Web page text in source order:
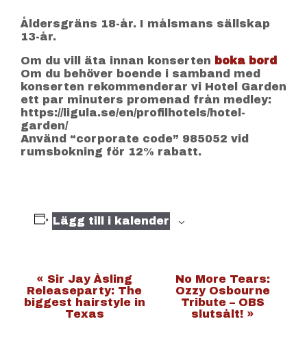
Åldersgräns 18-år. I målsmans sällskap
13-år.
Om du vill äta innan konserten boka bord
Om du behöver boende i samband med
konserten rekommenderar vi Hotel Garden
ett par minuters promenad från medley:
https://ligula.se/en/profilhotels/hotel-
garden/
Använd “corporate code” 985052 vid
rumsbokning för 12% rabatt.
Lägg till i kalender
E
v
« Sir Jay Åsling
Releaseparty: The
biggest hairstyle in
Texas
No More Tears:
Ozzy Osbourne
Tribute – OBS
slutsålt! »